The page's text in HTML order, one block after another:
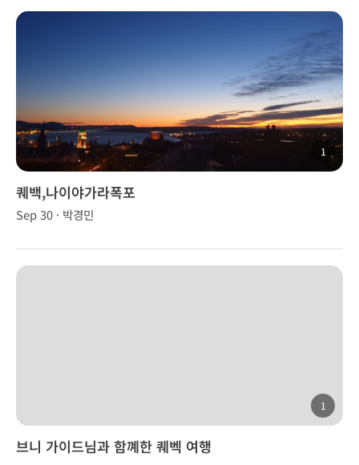
1
퀘백,나이야가라폭포
Sep 30 · 박경민
1
브니 가이드님과 함꼐한 퀘벡 여행